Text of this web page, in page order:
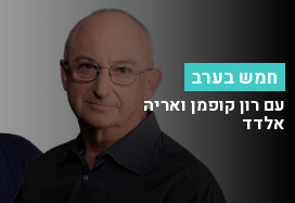
חמש בערב
עם רון קופמן ואריה
אלדד